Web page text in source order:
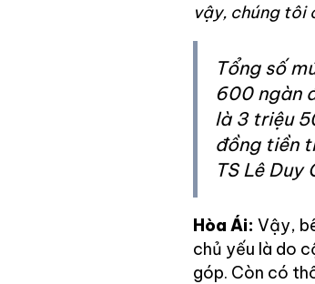
vậy, chúng tôi
Tổng số
600 ngàn
là 3 triệu
đồng tiền
TS Lê Duy
Hòa Ái: Vậy,
chủ yếu là do
góp. Còn có